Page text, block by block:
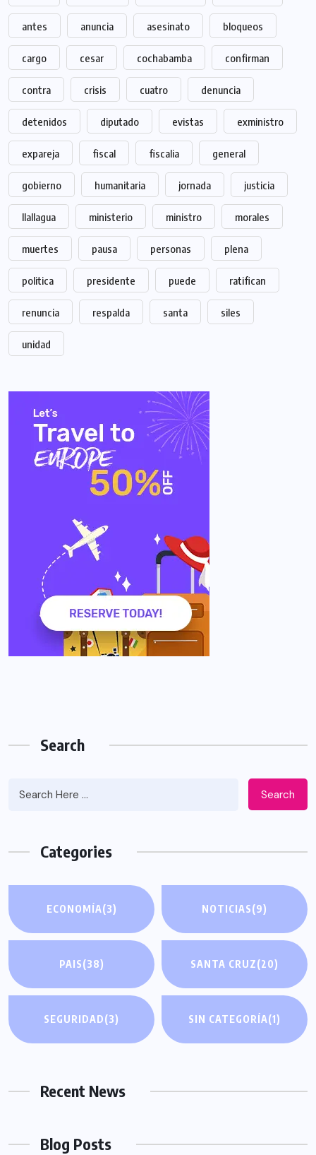
antes anuncia asesinato bloqueos
cargo cesar cochabamba confirman
contra crisis cuatro denuncia
detenidos diputado evistas exministro
expareja fiscal fiscalia general
gobierno humanitaria jornada justicia
llallagua ministerio ministro morales
muertes pausa personas plena
politica presidente puede ratifican
renuncia respalda santa siles
unidad
Search
Search
Categories
ECONOMÍA(3) NOTICIAS(9)
PAIS(38) SANTA CRUZ(20)
SEGURIDAD(3) SIN CATEGORÍA(1)
Recent News
Blog Posts